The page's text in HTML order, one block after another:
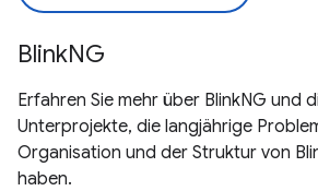
BlinkNG
Erfahren Sie mehr über BlinkNG und
Unterprojekte, die langjährige
Organisation und der Struktur von
haben.